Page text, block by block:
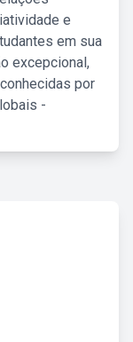
e
em sua
excepcional,
por
-